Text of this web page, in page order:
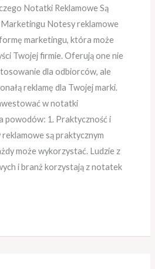
Notatki Reklamowe Są
Marketingu Notesy reklamowe
marketingu, która może
Twojej firmie. Oferują one nie
dla odbiorców, ale
reklamę dla Twojej marki.
w notatki
powodów: 1. Praktyczność i
są praktycznym
może wykorzystać. Ludzie z
i branż korzystają z notatek